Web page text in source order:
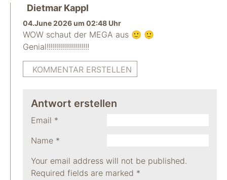
Dietmar Kappl
04.June 2026 um 02:48 Uhr
WOW schaut der MEGA aus 🙂 🙂
Genial!!!!!!!!!!!!!!!!!!!!!
KOMMENTAR ERSTELLEN
Antwort erstellen
Your email address will not be published.
Required fields are marked *
Name *
Email *